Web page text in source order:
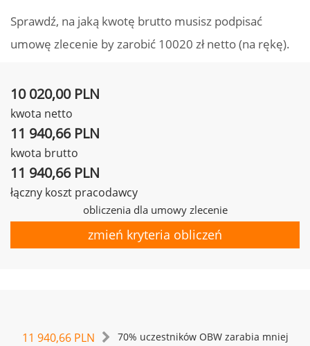
Sprawdź, na jaką kwotę brutto musisz podpisać
umowę zlecenie by zarobić 10020 zł netto (na rękę).
10 020,00 PLN
kwota netto
11 940,66 PLN
kwota brutto
11 940,66 PLN
łączny koszt pracodawcy
obliczenia dla umowy zlecenie
zmień kryteria obliczeń
11 940,66 PLN 70% uczestników OBW zarabia mniej